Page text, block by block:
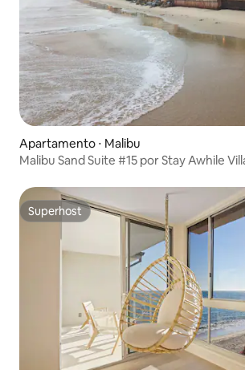
Apartamento ⋅ Malibu
Malibu Sand Suite #15 por Stay Awhile
Superhost
Superhost